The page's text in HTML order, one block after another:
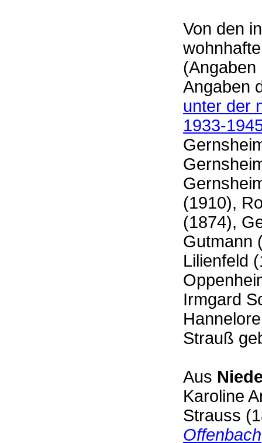
Von den
Angaben
unter der
1933-
(1910),
(1874),
Gutmann
Lilienfeld
Irmgard
Strauß
Aus
Karoline
Strauss
Offenbach